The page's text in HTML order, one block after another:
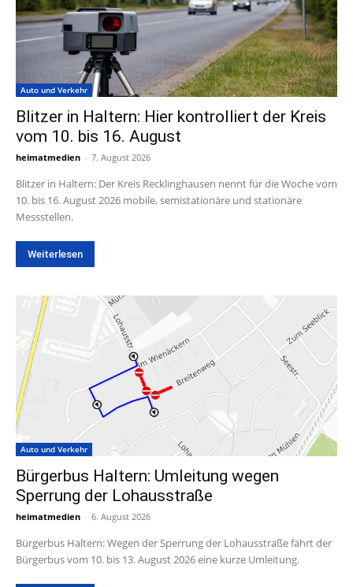
Auto und Verkehr
Blitzer in Haltern: Hier kontrolliert der Kreis
vom 10. bis 16. August
heimatmedien - 7. August 2026
Blitzer in Haltern: Der Kreis Recklinghausen nennt für die Woche vom
10. bis 16. August 2026 mobile, semistationäre und stationäre
Messstellen.
Weiterlesen
Auto und Verkehr
Bürgerbus Haltern: Umleitung wegen
Sperrung der Lohausstraße
heimatmedien - 6. August 2026
Bürgerbus Haltern: Wegen der Sperrung der Lohausstraße fährt der
Bürgerbus vom 10. bis 13. August 2026 eine kurze Umleitung.